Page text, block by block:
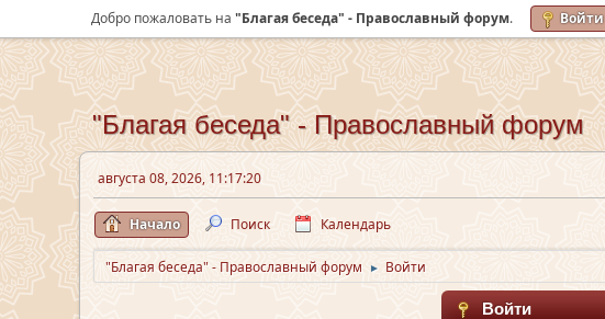
Добро пожаловать на "Благая беседа" - Православный форум. Войти
"Благая беседа" - Православный форум
августа 08, 2026, 11:17:20
Начало Поиск Календарь
"Благая беседа" - Православный форум ► Войти
Войти